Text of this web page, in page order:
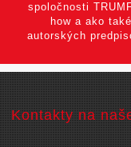
spoločnosti
how a ako
autorských
Kontakty na